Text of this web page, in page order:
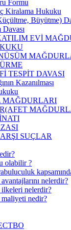
Formu
Kiralama Hukuku
Büyütme)
Davası
EVİ
TESPİT DAVASI
Kazanılması
MAĞDURLARI
SUÇLAR
olabilir ?
nelerdir?
nelerdir?
nedir?